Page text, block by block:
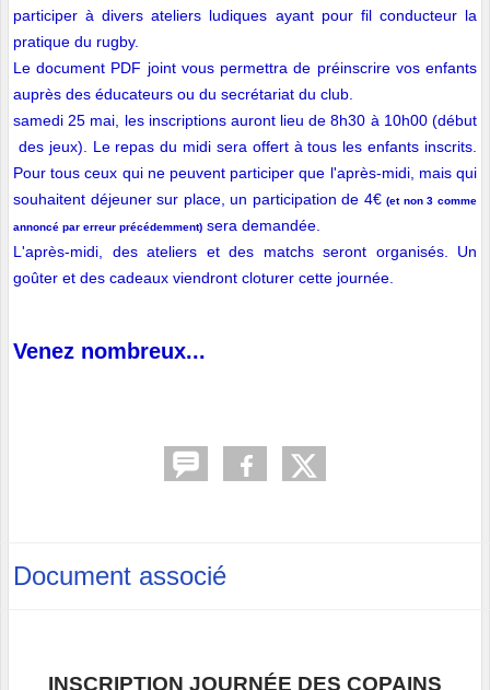
participer à divers ateliers ludiques ayant pour fil conducteur la
pratique du rugby.
Le document PDF joint vous permettra de préinscrire vos enfants
auprès des éducateurs ou du secrétariat du club.
samedi 25 mai, les inscriptions auront lieu de 8h30 à 10h00 (début
des jeux). Le repas du midi sera offert à tous les enfants inscrits.
Pour tous ceux qui ne peuvent participer que l'après-midi, mais qui
souhaitent déjeuner sur place, un participation de 4€(et non 3 comme
annoncé par erreur précédemment) sera demandée.
L'après-midi, des ateliers et des matchs seront organisés. Un
goûter et des cadeaux viendront cloturer cette journée.
Venez nombreux...
Document associé
INSCRIPTION JOURNÉE DES COPAINS